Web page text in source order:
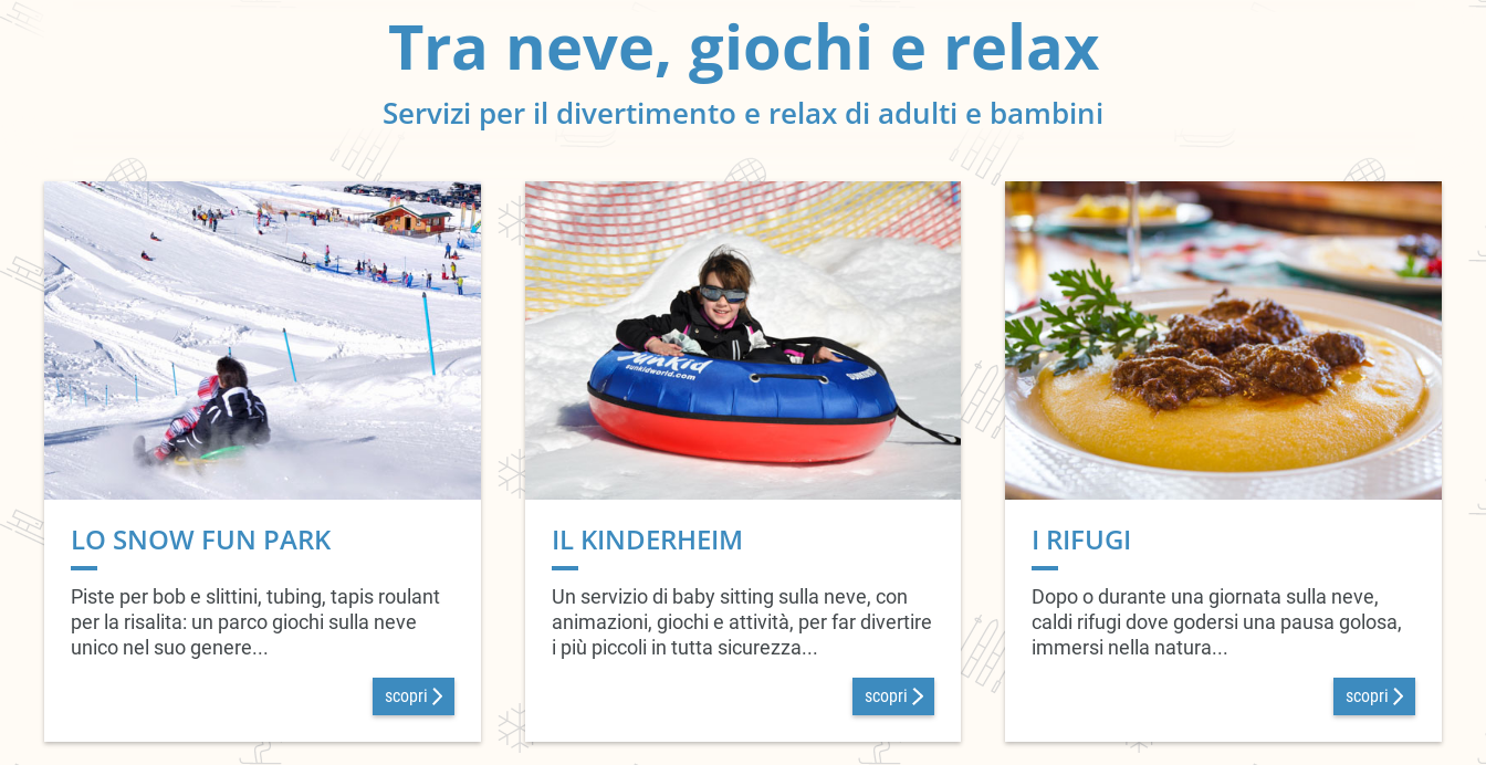
Tra neve, giochi e relax
Servizi per il divertimento e relax di adulti e bambini
LO SNOW FUN PARK
Piste per bob e slittini, tubing, tapis roulant
per la risalita: un parco giochi sulla neve
unico nel suo genere...
scopri
IL KINDERHEIM
Un servizio di baby sitting sulla neve, con
animazioni, giochi e attività, per far divertire
i più piccoli in tutta sicurezza...
scopri
I RIFUGI
Dopo o durante una giornata sulla neve,
caldi rifugi dove godersi una pausa golosa,
immersi nella natura...
scopri